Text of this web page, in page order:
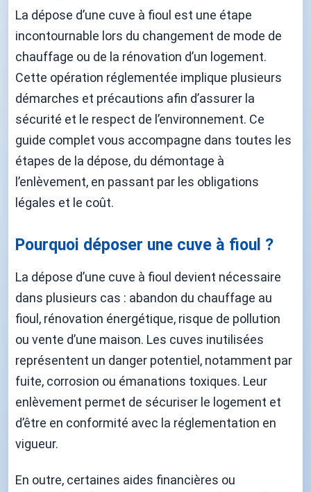
La dépose d’une cuve à fioul est une étape
incontournable lors du changement de mode de
chauffage ou de la rénovation d’un logement.
Cette opération réglementée implique plusieurs
démarches et précautions afin d’assurer la
sécurité et le respect de l’environnement. Ce
guide complet vous accompagne dans toutes les
étapes de la dépose, du démontage à
l’enlèvement, en passant par les obligations
légales et le coût.
Pourquoi déposer une cuve à fioul ?
La dépose d’une cuve à fioul devient nécessaire
dans plusieurs cas : abandon du chauffage au
fioul, rénovation énergétique, risque de pollution
ou vente d’une maison. Les cuves inutilisées
représentent un danger potentiel, notamment par
fuite, corrosion ou émanations toxiques. Leur
enlèvement permet de sécuriser le logement et
d’être en conformité avec la réglementation en
vigueur.
En outre, certaines aides financières ou